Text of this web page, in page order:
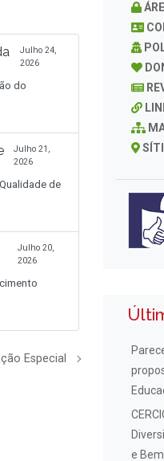
Julho 24,
2026
do
Julho 21,
2026
de
Julho 20,
2026
Especial
e